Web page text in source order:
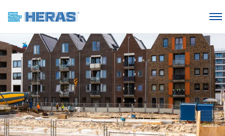
Waarom Heras Mobile?
Producten
Kennisbank
Over ons